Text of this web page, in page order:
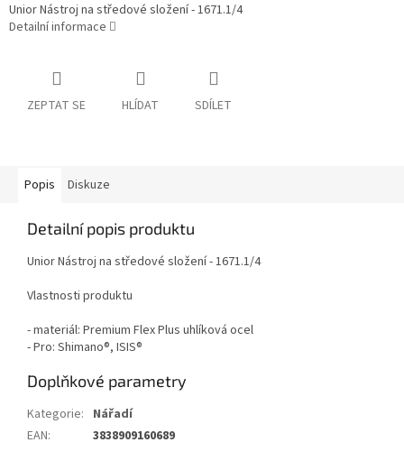
Unior Nástroj na středové složení - 1671.1/4
Detailní informace
ZEPTAT SE HLÍDAT SDÍLET
Popis Diskuze
Detailní popis produktu
Unior Nástroj na středové složení - 1671.1/4
Vlastnosti produktu
- materiál: Premium Flex Plus uhlíková ocel
- Pro: Shimano®, ISIS®
Doplňkové parametry
Kategorie: Nářadí
EAN: 3838909160689